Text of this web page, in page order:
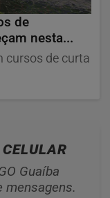
de
nesta...
cursos de curta
Guaíba
mensagens.